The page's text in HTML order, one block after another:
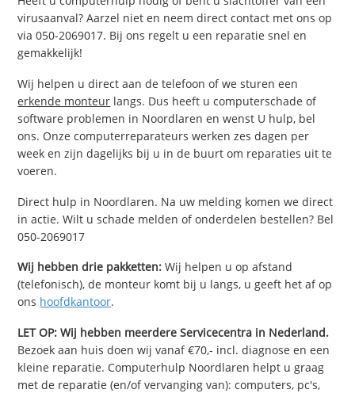
virusaanval? Aarzel niet en neem direct contact met ons op
via 050-2069017. Bij ons regelt u een reparatie snel en
gemakkelijk!
Wij helpen u direct aan de telefoon of we sturen een
erkende monteur langs. Dus heeft u computerschade of
software problemen in Noordlaren en wenst U hulp, bel
ons. Onze computerreparateurs werken zes dagen per
week en zijn dagelijks bij u in de buurt om reparaties uit te
voeren.
Direct hulp in Noordlaren. Na uw melding komen we direct
in actie. Wilt u schade melden of onderdelen bestellen? Bel
050-2069017
Wij hebben drie pakketten: Wij helpen u op afstand
(telefonisch), de monteur komt bij u langs, u geeft het af op
ons hoofdkantoor.
LET OP: Wij hebben meerdere Servicecentra in Nederland.
Bezoek aan huis doen wij vanaf €70,- incl. diagnose en een
kleine reparatie. Computerhulp Noordlaren helpt u graag
met de reparatie (en/of vervanging van): computers, pc's,